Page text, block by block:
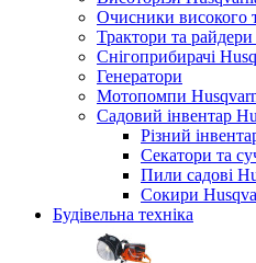
Очисники високого
Трактори та
Снігоприбирачі
Генератори
Мотопомпи
Садовий інвентар
Різний
Секатори та
Пили садові
Сокири
Будівельна техніка